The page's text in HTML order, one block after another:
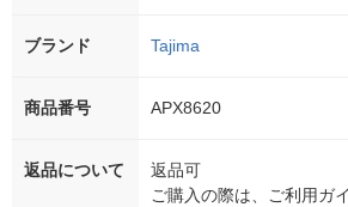
ブランド Tajima
商品番号 APX8620
返品について
返品可
ご購入の際は、ご利用ガ